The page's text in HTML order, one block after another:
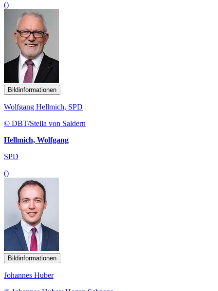
()
Bildinformationen
Wolfgang Hellmich, SPD
© DBT/Stella von Saldern
Hellmich, Wolfgang
SPD
()
Bildinformationen
Johannes Huber